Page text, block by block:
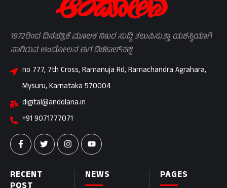
PAGES
NEWS
RECENT
1972ರಿಂದ ದಿನಪತ್ರಿಕೆ ಮೂಲಕ ನಿಖರ ಸುದ್ದಿ ತಲುಪಿಸುತ್ತಾ ಯಶಸ್ವಿಯಾಗಿ
ಸಾಗಿರುವ ಆಂದೋಲನ ಈಗ ಡಿಜಿಟಲ್‌ನಲ್ಲಿ
no 777, 7th Cross, Ramanuja Rd, Ramachandra Agrahara,
Mysuru, Karnataka 570004
digital@andolana.in
+91 9071777071